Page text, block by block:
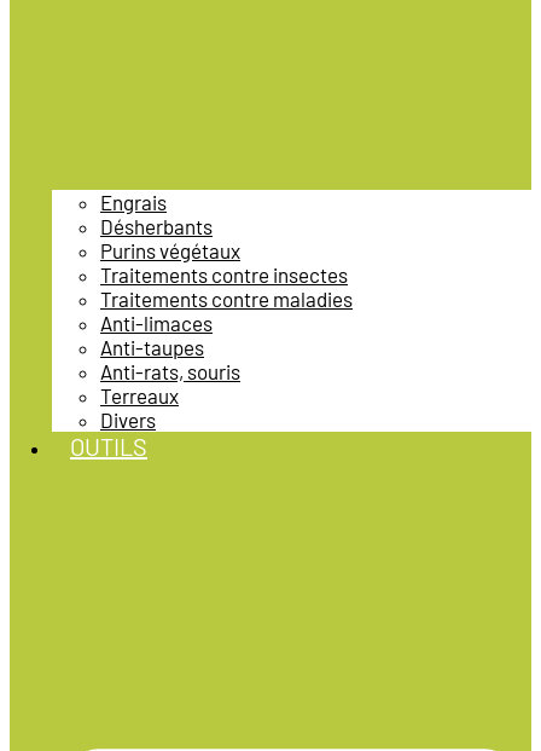
Engrais
Désherbants
Purins végétaux
Traitements contre insectes
Traitements contre maladies
Anti-limaces
Anti-taupes
Anti-rats, souris
Terreaux
Divers
OUTILS